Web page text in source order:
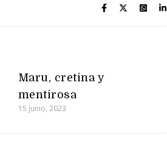
Maru, cretina y
mentirosa
15 junio, 2023